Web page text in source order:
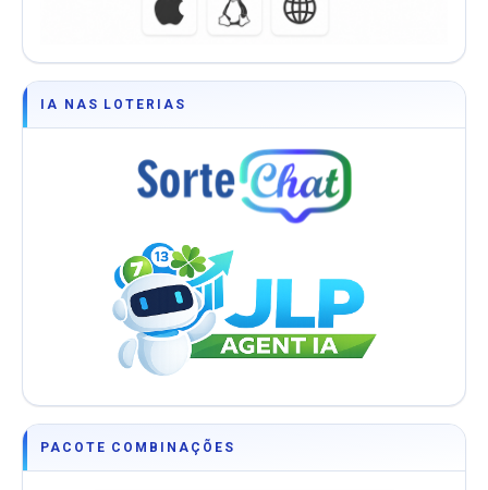
IA NAS LOTERIAS
PACOTE COMBINAÇÕES